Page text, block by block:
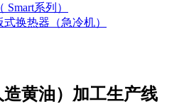
系列）
换热器（急冷机）
造黄油）加工生产线